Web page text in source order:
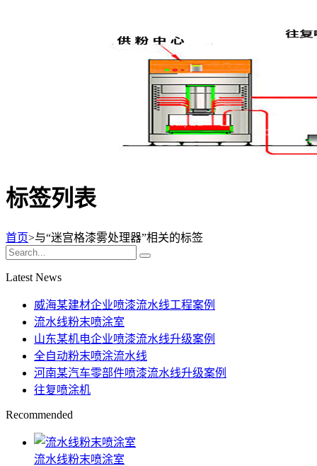
标签列表
首页>与“迷宫格漆雾处理器”相关的标签
Latest News
威海某建材企业喷漆流水线工程案例
流水线粉末喷涂室
山东某机电企业喷漆流水线升级案例
全自动粉末喷涂流水线
河南某汽车零部件喷漆流水线升级案例
往复喷涂机
Recommended
流水线粉末喷涂室